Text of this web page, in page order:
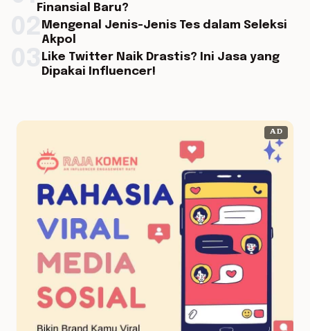
Finansial Baru?
Mengenal Jenis-Jenis Tes dalam Seleksi
Akpol
Like Twitter Naik Drastis? Ini Jasa yang
Dipakai Influencer!
AD